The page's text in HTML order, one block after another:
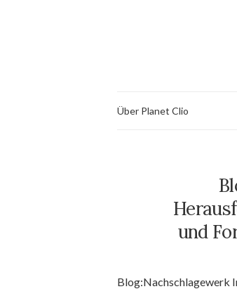
Über Planet Clio
und
Blog:Nachschlagewerk